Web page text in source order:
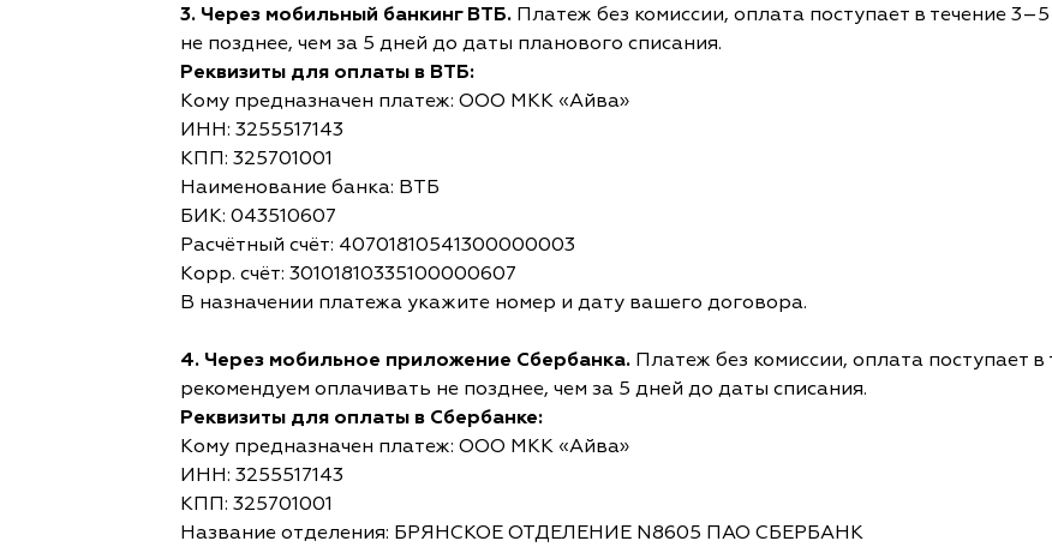
3. Через мобильный банкинг ВТБ. Платеж без комиссии, оплата поступает в течение
не позднее, чем за 5 дней до даты планового списания.
Реквизиты для оплаты в ВТБ:
Кому предназначен платеж: ООО МКК «Айва»
ИНН: 3255517143
КПП: 325701001
Наименование банка: ВТБ
БИК: 043510607
Расчётный счёт: 40701810541300000003
Корр. счёт: 30101810335100000607
В назначении платежа укажите номер и дату вашего договора.
4. Через мобильное приложение Сбербанка. Платеж без комиссии, оплата поступает
рекомендуем оплачивать не позднее, чем за 5 дней до даты списания.
Реквизиты для оплаты в Сбербанке:
Кому предназначен платеж: ООО МКК «Айва»
ИНН: 3255517143
КПП: 325701001
Название отделения: БРЯНСКОЕ ОТДЕЛЕНИЕ N8605 ПАО СБЕРБАНК